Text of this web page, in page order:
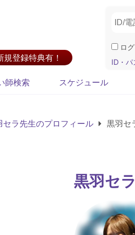
登録特典有！
ロ
ID・
師検索 スケジュール
セラ先生のプロフィール 黒羽セ
黒羽セ